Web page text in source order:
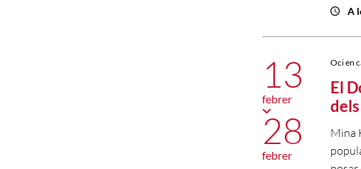
A
Oci en
El
Mina
13
febrer
28
febrer